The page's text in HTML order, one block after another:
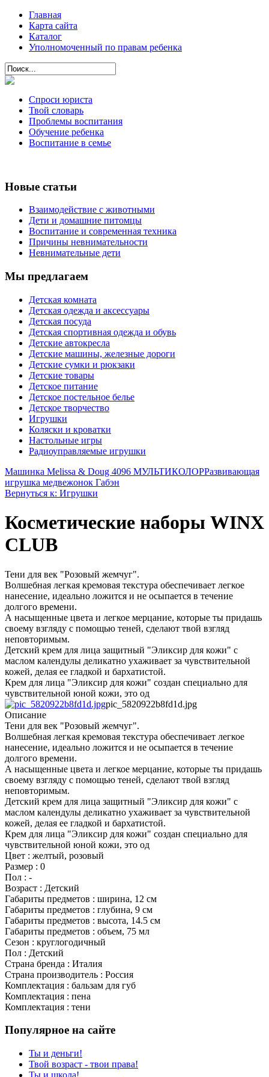
Главная
Карта сайта
Каталог
Уполномоченный по правам ребенка
Спроси юриста
Твой словарь
Проблемы воспитания
Обучение ребенка
Воспитание в семье
Новые статьи
Взаимодействие с животными
Дети и домашние питомцы
Воспитание и современная техника
Причины невнимательности
Невнимательные дети
Мы предлагаем
Детская комната
Детская одежда и аксессуары
Детская посуда
Детская спортивная одежда и обувь
Детские автокресла
Детские машины, железные дороги
Детские сумки и рюкзаки
Детские товары
Детское питание
Детское постельное белье
Детское творчество
Игрушки
Коляски и кроватки
Настольные игры
Радиоуправляемые игрушки
Машинка Melissa & Doug 4096 МУЛЬТИКОЛОРРазвивающая
игрушка медвежонок Габэн
Вернуться к: Игрушки
Косметические наборы WINX
CLUB
Тени для век "Розовый жемчуг".
Волшебная легкая кремовая текстура обеспечивает легкое
нанесение, идеально ложится и не осыпается в течение
долгого времени.
А насыщенные цвета и легкое мерцание, которые ты придашь
своему взгляду с помощью теней, сделают твой взгляд
неповторимым.
Детский крем для лица защитный "Эликсир для кожи" с
маслом календулы деликатно ухаживает за чувствительной
кожей, делая ее гладкой и бархатистой.
Крем для лица "Эликсир для кожи" создан специально для
чувствительной юной кожи, это од
pic_5820922b8fd1d.jpg
Описание
Тени для век "Розовый жемчуг".
Волшебная легкая кремовая текстура обеспечивает легкое
нанесение, идеально ложится и не осыпается в течение
долгого времени.
А насыщенные цвета и легкое мерцание, которые ты придашь
своему взгляду с помощью теней, сделают твой взгляд
неповторимым.
Детский крем для лица защитный "Эликсир для кожи" с
маслом календулы деликатно ухаживает за чувствительной
кожей, делая ее гладкой и бархатистой.
Крем для лица "Эликсир для кожи" создан специально для
чувствительной юной кожи, это од
Цвет : желтый, розовый
Размер : 0
Пол : -
Возраст : Детский
Габариты предметов : ширина, 12 см
Габариты предметов : глубина, 9 см
Габариты предметов : высота, 14.5 см
Габариты предметов : объем, 75 мл
Сезон : круглогодичный
Пол : Детский
Страна бренда : Италия
Страна производитель : Россия
Комплектация : бальзам для губ
Комплектация : пена
Комплектация : тени
Популярное на сайте
Ты и деньги!
Твой возраст - твои права!